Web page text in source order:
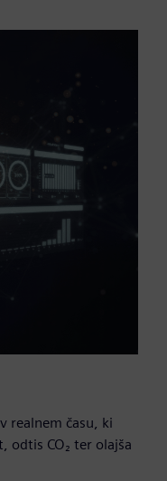
realnem času, ki
odtis CO₂ ter olajša